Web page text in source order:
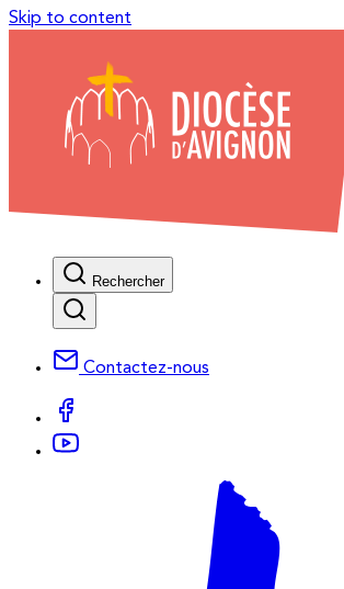
Skip to content
Rechercher
Contactez-nous